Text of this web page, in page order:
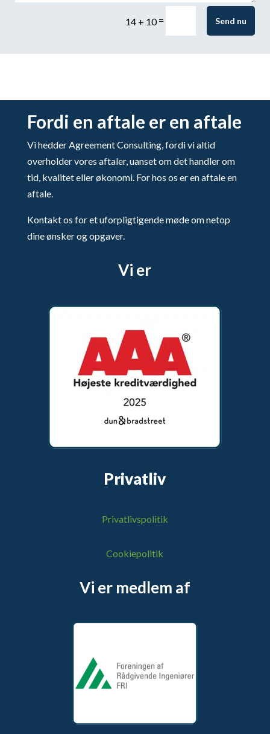
14 + 10= Send nu
Fordi en aftale er en aftale
Vi hedder Agreement Consulting, fordi vi altid
overholder vores aftaler, uanset om det handler om
tid, kvalitet eller økonomi. For hos os er en aftale en
aftale.
Kontakt os for et uforpligtigende møde om netop
dine ønsker og opgaver.
Vi er
Privatliv
Privatlivspolitik
Cookiepolitik
Vi er medlem af